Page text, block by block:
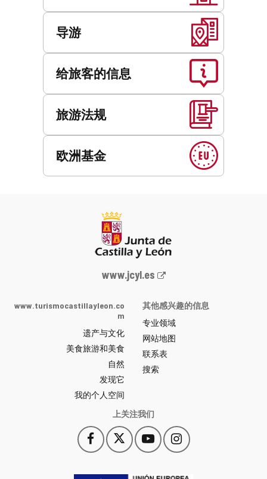
导游
给旅客的信息
旅游法规
欧洲基金
Junta
y
León
网
站
门
户
-
www.jcyl.es
www.turismocastillayleon.co
m
遗产与文化
美食旅游和美食
自然
发现它
我的个人空间
其他感兴趣的信息
专业领域
网站地图
联系表
搜索
上关注我们
Facebook
此
链
此
链
YouTube
此
链
Instagram
此
链